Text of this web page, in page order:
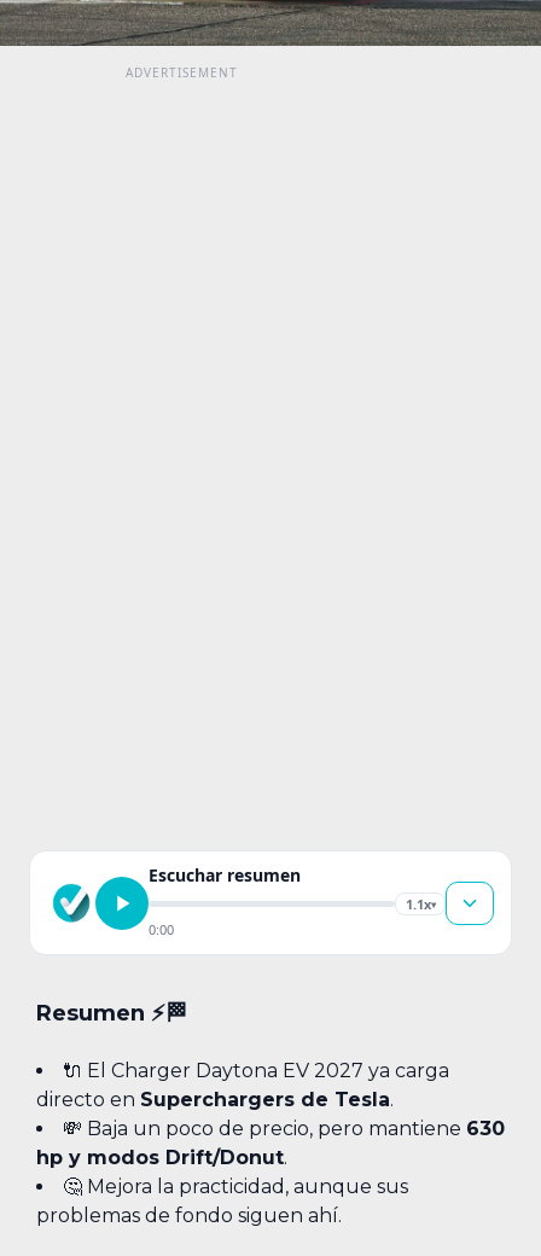
Escuchar resumen
1.1x▾
0:00
Resumen ⚡🏁
🔌 El Charger Daytona EV 2027 ya carga
directo en Superchargers de Tesla.
💸 Baja un poco de precio, pero mantiene 630
hp y modos Drift/Donut.
🤔 Mejora la practicidad, aunque sus
problemas de fondo siguen ahí.